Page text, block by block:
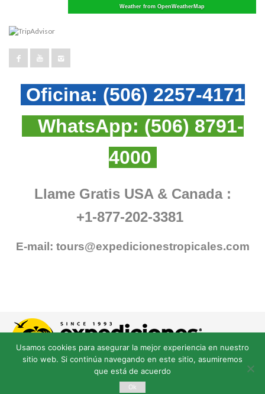
Weather from OpenWeatherMap
Oficina: (506) 2257-4171
WhatsApp: (506) 8791-
4000
Llame Gratis USA & Canada :
+1-877-202-3381
E-mail: tours@expedicionestropicales.com
© Derechos Reservados expedicionestropicales.com
Usamos cookies para asegurar la mejor experiencia en nuestro
sitio web. Si continúa navegando en este sitio, asumiremos
que está de acuerdo
Ok